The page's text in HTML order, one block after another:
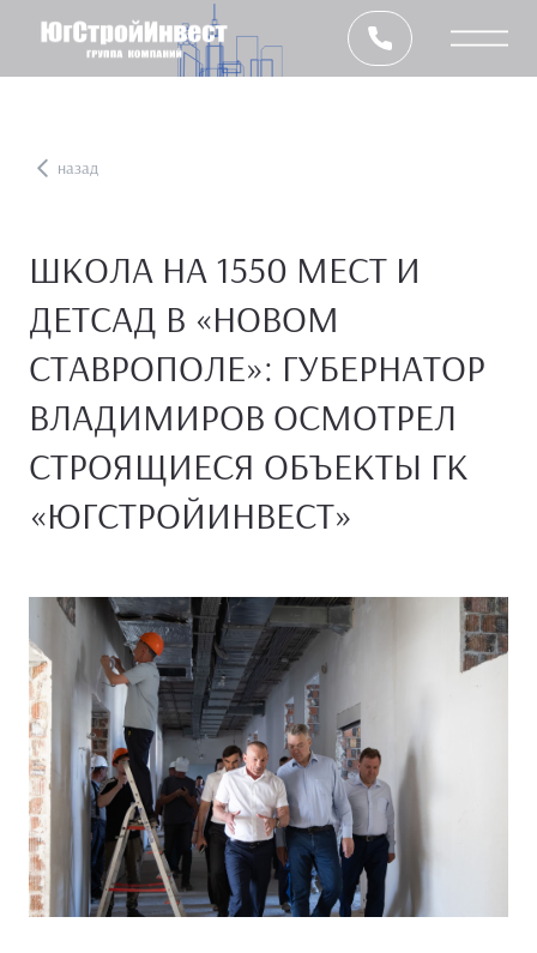
назад
ШКОЛА НА 1550 МЕСТ И
ДЕТСАД В «НОВОМ
СТАВРОПОЛЕ»: ГУБЕРНАТОР
ВЛАДИМИРОВ ОСМОТРЕЛ
СТРОЯЩИЕСЯ ОБЪЕКТЫ ГК
«ЮГСТРОЙИНВЕСТ»